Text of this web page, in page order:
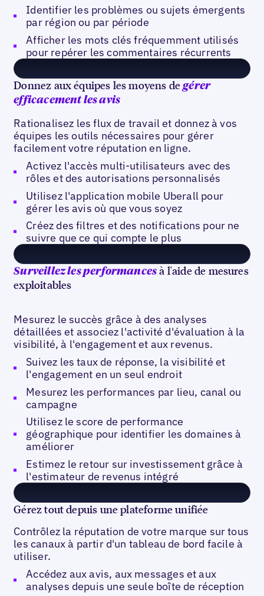
Identifier les problèmes ou sujets émergents
par région ou par période
Afficher les mots clés fréquemment utilisés
pour repérer les commentaires récurrents
Donnez aux équipes les moyens degérer
efficacement les avis
Rationalisez les flux de travail et donnez à vos
équipes les outils nécessaires pour gérer
facilement votre réputation en ligne.
Activez l'accès multi-utilisateurs avec des
rôles et des autorisations personnalisés
Utilisez l'application mobile Uberall pour
gérer les avis où que vous soyez
Créez des filtres et des notifications pour ne
suivre que ce qui compte le plus
Surveillez les performances à l'aide de mesures
exploitables
Mesurez le succès grâce à des analyses
détaillées et associez l'activité d'évaluation à la
visibilité, à l'engagement et aux revenus.
Suivez les taux de réponse, la visibilité et
l'engagement en un seul endroit
Mesurez les performances par lieu, canal ou
campagne
Utilisez le score de performance
géographique pour identifier les domaines à
améliorer
Estimez le retour sur investissement grâce à
l'estimateur de revenus intégré
Gérez tout depuis une plateforme unifiée
Contrôlez la réputation de votre marque sur tous
les canaux à partir d'un tableau de bord facile à
utiliser.
Accédez aux avis, aux messages et aux
analyses depuis une seule boîte de réception